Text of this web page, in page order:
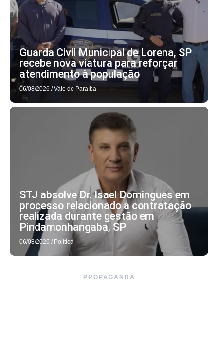
Guarda Civil Municipal de Lorena, SP
recebe nova viatura para reforçar
atendimento à população
06/08/2026 / Vale do Paraíba
STJ absolve Dr. Isael Domingues em
processo relacionado a contratação
realizada durante gestão em
Pindamonhangaba, SP
06/08/2026 / Política
PROPAGANDA